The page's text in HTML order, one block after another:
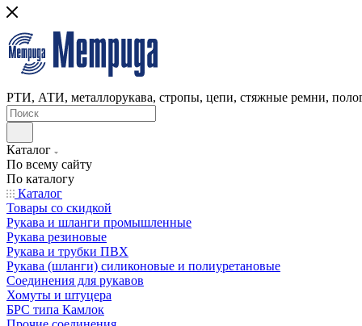
РТИ, АТИ, металлорукава, стропы, цепи, стяжные ремни,
Каталог
По всему сайту
По каталогу
Каталог
Товары со скидкой
Рукава и шланги промышленные
Рукава резиновые
Рукава и трубки ПВХ
Рукава (шланги) силиконовые и полиуретановые
Соединения для рукавов
Хомуты и штуцера
БРС типа Камлок